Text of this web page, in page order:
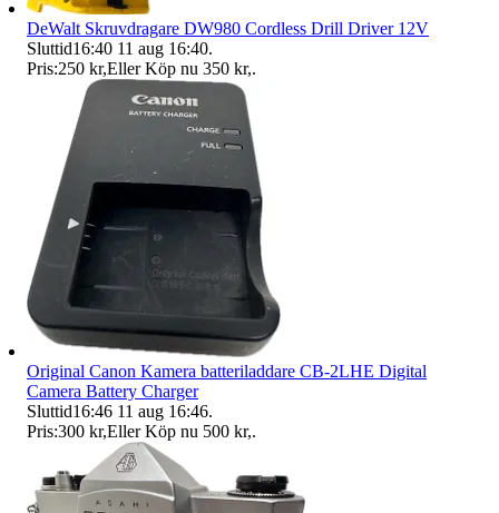
DeWalt Skruvdragare DW980 Cordless Drill Driver 12V
Sluttid16:40 11 aug 16:40.
Pris:250 kr,Eller Köp nu 350 kr,.
Original Canon Kamera batteriladdare CB-2LHE Digital
Camera Battery Charger
Sluttid16:46 11 aug 16:46.
Pris:300 kr,Eller Köp nu 500 kr,.